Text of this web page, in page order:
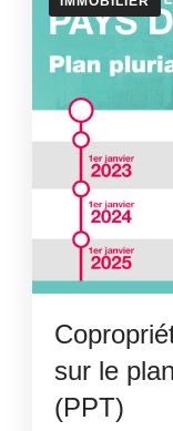
sur le
(PPT)